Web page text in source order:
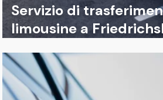
Servizio di
limousine a